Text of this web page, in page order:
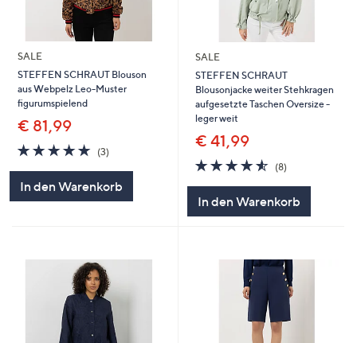
diese
anzuzeigen.
SALE
STEFFEN SCHRAUT Blouson
aus Webpelz Leo-Muster
figurumspielend
€ 81,99
4.7
von
(3)3
In den Warenkorb
SALE
STEFFEN SCHRAUT
Blousonjacke weiter Stehkragen
aufgesetzte Taschen Oversize -
leger weit
€ 41,99
4.5
von
(8)8
In den Warenkorb